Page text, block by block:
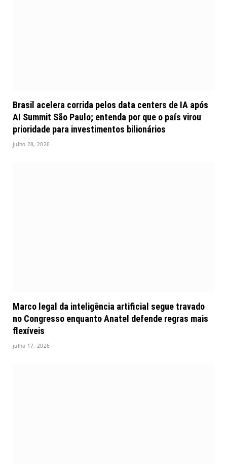
Brasil acelera corrida pelos data centers de IA após
AI Summit São Paulo; entenda por que o país virou
prioridade para investimentos bilionários
julho 28, 2026
Marco legal da inteligência artificial segue travado
no Congresso enquanto Anatel defende regras mais
flexíveis
julho 17, 2026